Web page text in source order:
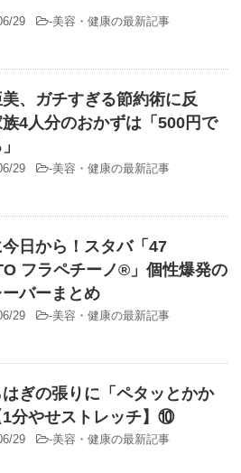
29 -美容・健康の最新記事
、ガチすぎる節約術に反
4人分のおかずは「500円で
29 -美容・健康の最新記事
日から！スタバ「47
フラペチーノ®」個性爆発の
バーまとめ
29 -美容・健康の最新記事
ぎの張りに「ペタッとかか
1分やせストレッチ】⑩
29 -美容・健康の最新記事